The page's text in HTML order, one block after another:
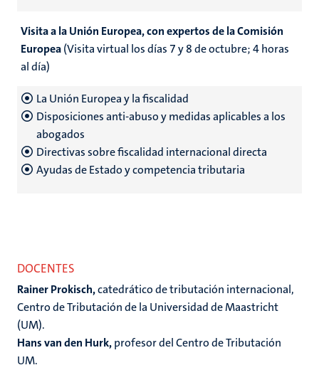
Visita a la Unión Europea, con expertos de la Comisión
Europea(Visita virtual los días 7 y 8 de octubre; 4 horas
al día)
La Unión Europea y la fiscalidad
Disposiciones anti-abuso y medidas aplicables a los
abogados
Directivas sobre fiscalidad internacional directa
Ayudas de Estado y competencia tributaria
DOCENTES
Rainer Prokisch,catedrático de tributación internacional,
Centro de Tributación de la Universidad de Maastricht
(UM).
Hans van den Hurk,profesor del Centro de Tributación
UM.